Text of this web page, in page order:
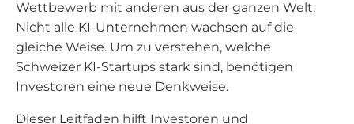
Wettbewerb mit anderen aus der ganzen Welt.
Nicht alle KI-Unternehmen wachsen auf die
gleiche Weise. Um zu verstehen, welche
Schweizer KI-Startups stark sind, benötigen
Investoren eine neue Denkweise.
Dieser Leitfaden hilft Investoren und